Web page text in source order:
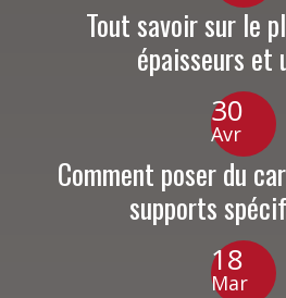
Tout savoir sur le
épaisseurs et
30
Avr
Comment poser du
supports
18
Mar